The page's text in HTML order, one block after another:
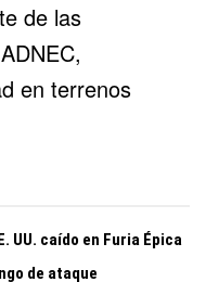
de las
en terrenos
UU. caído en Furia Épica
de ataque